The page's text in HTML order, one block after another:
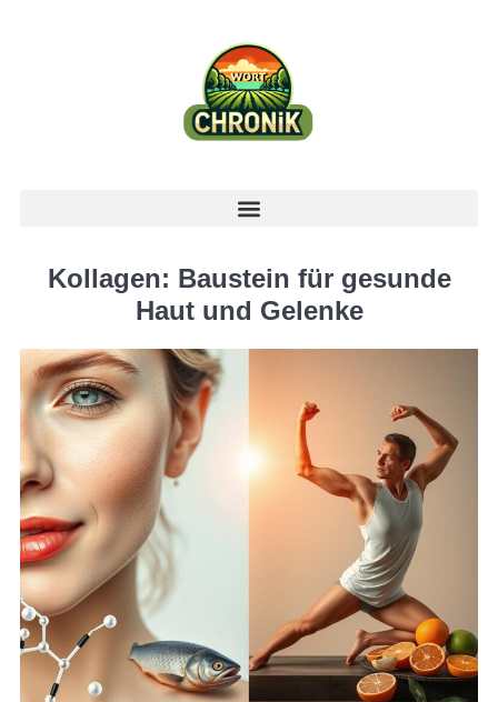
Kollagen: Baustein für gesunde
Haut und Gelenke